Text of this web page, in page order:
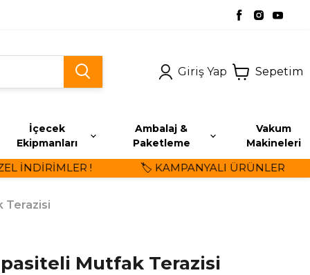
Giriş Yap Sepetim
İçecek
Ekipmanları
Ambalaj &
Paketleme
Vakum
Makineleri
İNDİRİMLER ! 🏷️ KAMPANYALI ÜRÜNLER
Terazisi
Mutfak Terazisi